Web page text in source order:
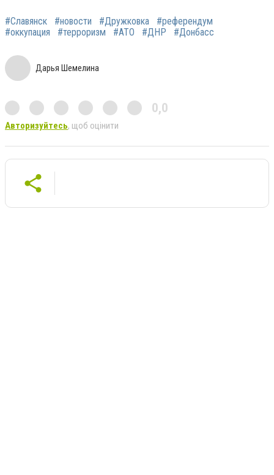
#Славянск #новости #Дружковка
#референдум
#оккупация
#терроризм #АТО #ДНР #Донбасс
Дарья Шемелина
0,0
Авторизуйтесь, щоб оцінити